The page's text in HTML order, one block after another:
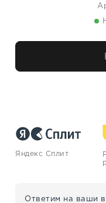
Яндекс Сплит
Ответим на ваши